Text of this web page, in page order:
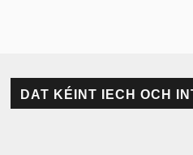
DAT KÉINT IECH OCH